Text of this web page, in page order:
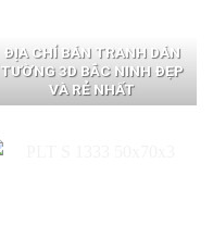
ĐỊA CHỈ BÁN TRANH DÁN
TƯỜNG 3D BẮC NINH ĐẸP
VÀ RẺ NHẤT